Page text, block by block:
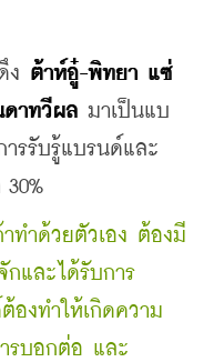
ง ต้าห์อู๋-พิทยา แซ่
าทวีผล มาเป็นแบ
รรับรู้แบรนด์และ
ทำด้วยตัวเอง ต้องมี
กและได้รับการ
องทำให้เกิดความ
รบอกต่อ และ